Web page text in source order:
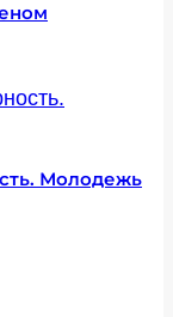
Молодежь